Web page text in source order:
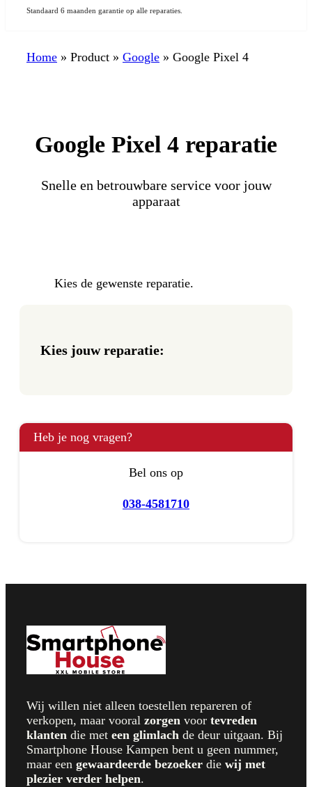
Standaard 6 maanden garantie op alle reparaties.
Home » Product » Google » Google Pixel 4
Google Pixel 4 reparatie
Snelle en betrouwbare service voor jouw
apparaat
Kies de gewenste reparatie.
Kies jouw reparatie:
Heb je nog vragen?
Bel ons op
038-4581710
Wij willen niet alleen toestellen repareren of
verkopen, maar vooral zorgen voor tevreden
klanten die met een glimlach de deur uitgaan. Bij
Smartphone House Kampen bent u geen nummer,
maar een gewaardeerde bezoeker die wij met
plezier verder helpen.